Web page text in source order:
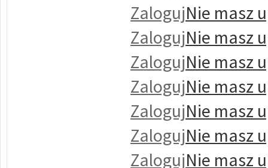
ZalogujNie masz
ZalogujNie masz
ZalogujNie masz
ZalogujNie masz
ZalogujNie masz
ZalogujNie masz
ZalogujNie masz